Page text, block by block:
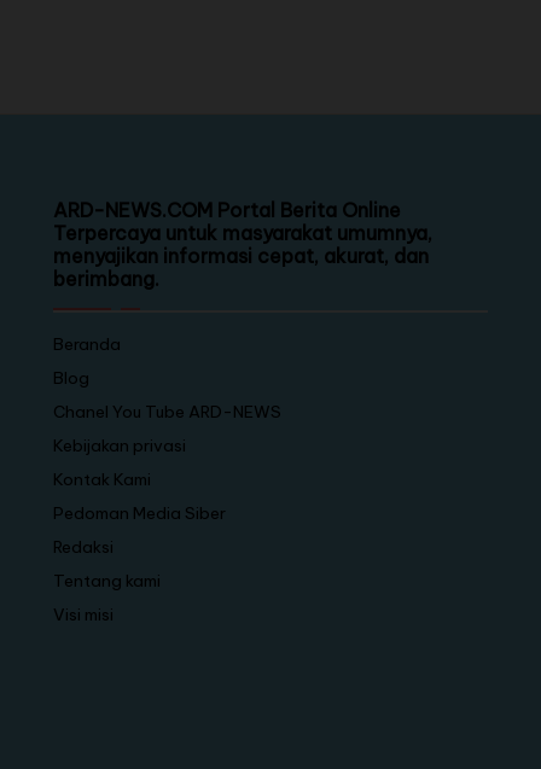
ARD-NEWS.COM Portal Berita Online
Terpercaya untuk masyarakat umumnya,
menyajikan informasi cepat, akurat, dan
berimbang.
Beranda
Blog
Chanel You Tube ARD-NEWS
Kebijakan privasi
Kontak Kami
Pedoman Media Siber
Redaksi
Tentang kami
Visi misi